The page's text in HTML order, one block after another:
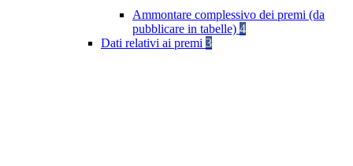
Ammontare complessivo dei premi (da
pubblicare in tabelle) 4
Dati relativi ai premi 3